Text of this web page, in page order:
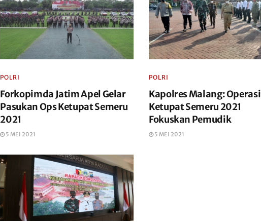
POLRI
Forkopimda Jatim Apel Gelar
Pasukan Ops Ketupat Semeru
2021
5 MEI 2021
POLRI
Kapolres Malang: Operasi
Ketupat Semeru 2021
Fokuskan Pemudik
5 MEI 2021